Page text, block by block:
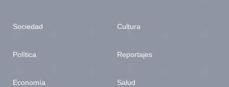
Sociedad
Política
Economía
Cultura
Reportajes
Salud